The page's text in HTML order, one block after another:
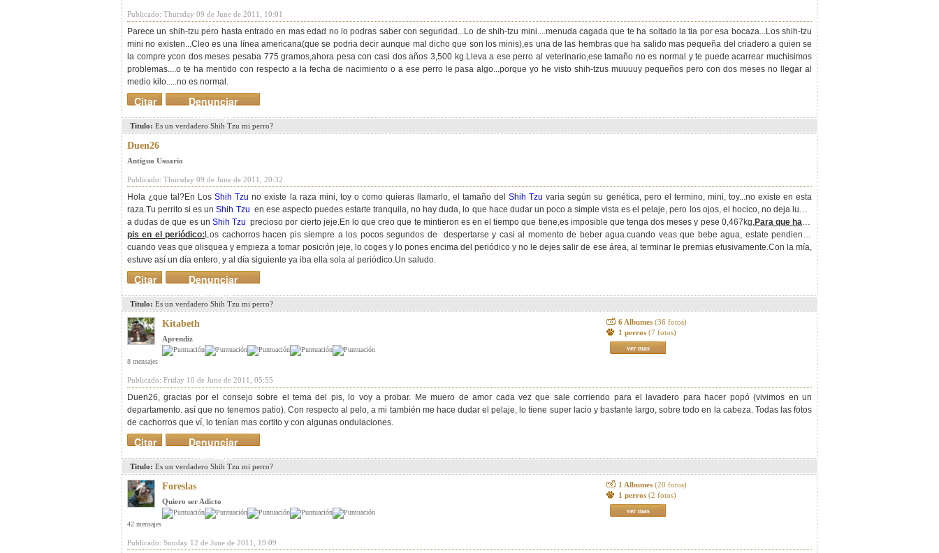
Publicado: Thursday 09 de June de 2011, 10:01
Parece un shih-tzu pero hasta entrado en mas edad no lo podras saber con seguridad...Lo de shih-tzu mini....menuda cagada que te ha soltado la tia por esa bocaza...Los shih-tzu
mini no existen...Cleo es una línea americana(que se podria decir aunque mal dicho que son los minis),es una de las hembras que ha salido mas pequeña del criadero a quien se
la compre ycon dos meses pesaba 775 gramos,ahora pesa con casi dos años 3,500 kg.Lleva a ese perro al veterinario,ese tamaño no es normal y te puede acarrear muchisimos
problemas....o te ha mentido con respecto a la fecha de nacimiento o a ese perro le pasa algo...porque yo he visto shih-tzus muuuuy pequeños pero con dos meses no llegar al
medio kilo.....no es normal.
Denunciar
mensaje
Citar
Titulo: Es un verdadero Shih Tzu mi perro?
Duen26
Antiguo Usuario
Publicado: Thursday 09 de June de 2011, 20:32
Hola ¿que tal?En LosShih Tzu no existe la raza mini, toy o como quieras llamarlo, el tamaño delShih Tzu varia según su genética, pero el termino, mini, toy...no existe en esta
raza.Tu perrito si es unShih Tzu en ese aspecto puedes estarte tranquila, no hay duda, lo que hace dudar un poco a simple vista es el pelaje, pero los ojos, el hocico, no deja lugar
a dudas de que es un Shih Tzu precioso por cierto jeje.En lo que creo que te mintieron es en el tiempo que tiene,es imposible que tenga dos meses y pese 0,467kg,Para que haga
pis en el periódico: Los cachorros hacen pis siempre a los pocos segundos de despertarse y casi al momento de beber agua.cuando veas que bebe agua, estate pendiente,
cuando veas que olisquea y empieza a tomar posición jeje, lo coges y lo pones encima del periódico y no le dejes salir de ese área, al terminar le premias efusivamente.Con la mía,
estuve así un día entero, y al día siguiente ya iba ella sola al periódico.Un saludo.
Denunciar
mensaje
Citar
Titulo: Es un verdadero Shih Tzu mi perro?
Kitabeth
Aprendiz
8 mensajes
6 Albumes (36 fotos)
1 perros (7 fotos)
ver mas
Publicado: Friday 10 de June de 2011, 05:55
Duen26, gracias por el consejo sobre el tema del pis, lo voy a probar. Me muero de amor cada vez que sale corriendo para el lavadero para hacer popó (vivimos en un
departamento. así que no tenemos patio). Con respecto al pelo, a mi también me hace dudar el pelaje, lo tiene super lacio y bastante largo, sobre todo en la cabeza. Todas las fotos
de cachorros que ví, lo tenían mas cortito y con algunas ondulaciones.
Denunciar
mensaje
Citar
Titulo: Es un verdadero Shih Tzu mi perro?
Foreslas
Quiero ser Adicto
42 mensajes
1 Albumes (20 fotos)
1 perros (2 fotos)
ver mas
Publicado: Sunday 12 de June de 2011, 19:09